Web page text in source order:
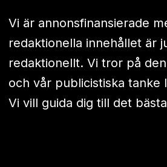
Vi är annonsfinansierade
redaktionella innehållet är
redaktionellt. Vi tror på
och vår publicistiska tanke
Vi vill guida dig till det